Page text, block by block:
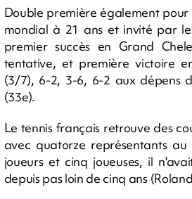
Double première également
mondial à 21 ans et invité par
premier succès en Grand
tentative, et première victoire
(3/7), 6-2, 3-6, 6-2 aux dépens
(33e).
Le tennis français retrouve des
avec quatorze représentants
joueurs et cinq joueuses, il
depuis pas loin de cinq ans